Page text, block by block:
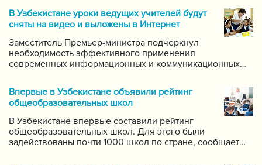
В Узбекистане уроки ведущих учителей будут
сняты на видео и выложены в Интернет
Заместитель Премьер-министра подчеркнул
необходимость эффективного применения
современных информационных и коммуникационных
систему для размещения в интернете видео-уроков
самых ведущих учителей по каждому предмету.
Впервые в Узбекистане объявили рейтинг
общеобразовательных школ
В Узбекистане впервые составили рейтинг
общеобразовательных школ. Для этого были
задействованы почти 1000 школ по стране, сообщает